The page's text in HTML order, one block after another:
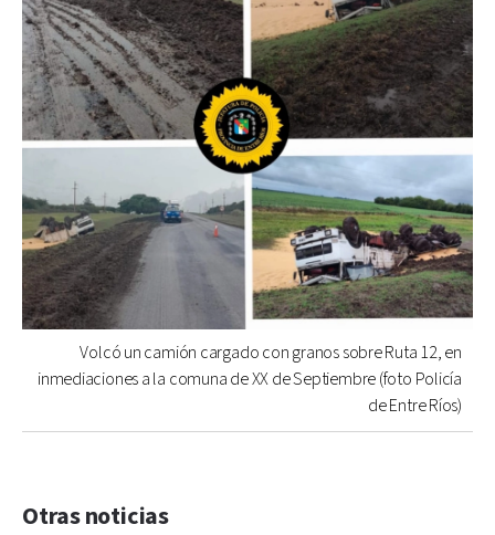
Volcó un camión cargado con granos sobre Ruta 12, en
inmediaciones a la comuna de XX de Septiembre (foto Policía
de Entre Ríos)
Otras noticias